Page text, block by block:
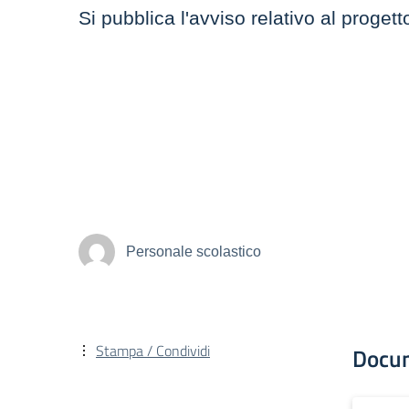
Si pubblica l'avviso relativo al
Personale scolastico
Stampa / Condividi